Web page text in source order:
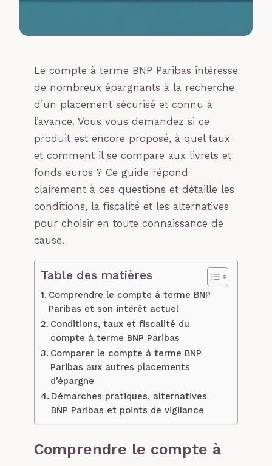
Le compte à terme BNP Paribas intéresse
de nombreux épargnants à la recherche
d’un placement sécurisé et connu à
l’avance. Vous vous demandez si ce
produit est encore proposé, à quel taux
et comment il se compare aux livrets et
fonds euros ? Ce guide répond
clairement à ces questions et détaille les
conditions, la fiscalité et les alternatives
pour choisir en toute connaissance de
cause.
Table des matières
Comprendre le compte à terme BNP
Paribas et son intérêt actuel
Conditions, taux et fiscalité du
compte à terme BNP Paribas
Comparer le compte à terme BNP
Paribas aux autres placements
d’épargne
Démarches pratiques, alternatives
BNP Paribas et points de vigilance
Comprendre le compte à